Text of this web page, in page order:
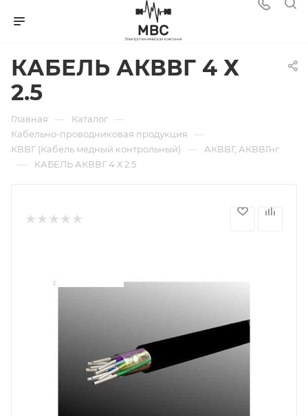
КАБЕЛЬ АКВВГ 4 Х
2.5
Главная — Каталог —
Кабельно-проводниковая продукция —
КВВГ (Кабель медный контрольный) — АКВВГ, АКВВГнг
— КАБЕЛЬ АКВВГ 4 Х 2.5